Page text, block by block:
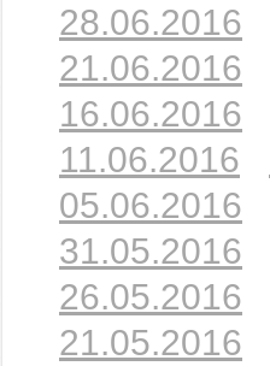
28.06.2016
21.06.2016
16.06.2016
11.06.2016
05.06.2016
31.05.2016
26.05.2016
21.05.2016